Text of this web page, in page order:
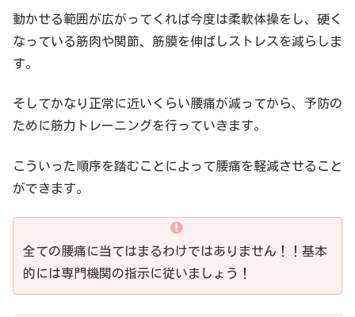
動かせる範囲が広がってくれば今度は柔軟体操をし、硬く
なっている筋肉や関節、筋膜を伸ばしストレスを減らしま
す。
そしてかなり正常に近いくらい腰痛が減ってから、予防の
ために筋力トレーニングを行っていきます。
こういった順序を踏むことによって腰痛を軽減させること
ができます。
全ての腰痛に当てはまるわけではありません！！基本
的には専門機関の指示に従いましょう！